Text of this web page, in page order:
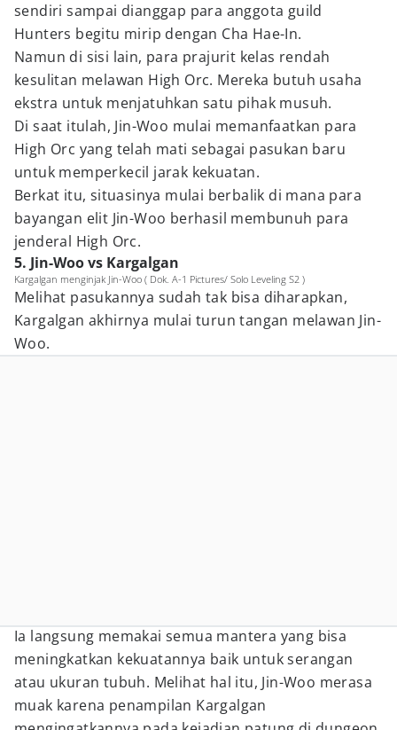
sendiri sampai dianggap para anggota guild
Hunters begitu mirip dengan Cha Hae-In.
Namun di sisi lain, para prajurit kelas rendah
kesulitan melawan High Orc. Mereka butuh usaha
ekstra untuk menjatuhkan satu pihak musuh.
Di saat itulah, Jin-Woo mulai memanfaatkan para
High Orc yang telah mati sebagai pasukan baru
untuk memperkecil jarak kekuatan.
Berkat itu, situasinya mulai berbalik di mana para
bayangan elit Jin-Woo berhasil membunuh para
jenderal High Orc.
5. Jin-Woo vs Kargalgan
Kargalgan menginjak Jin-Woo ( Dok. A-1 Pictures/ Solo Leveling S2 )
Melihat pasukannya sudah tak bisa diharapkan,
Kargalgan akhirnya mulai turun tangan melawan Jin-
Woo.
Ia langsung memakai semua mantera yang bisa
meningkatkan kekuatannya baik untuk serangan
atau ukuran tubuh. Melihat hal itu, Jin-Woo merasa
muak karena penampilan Kargalgan